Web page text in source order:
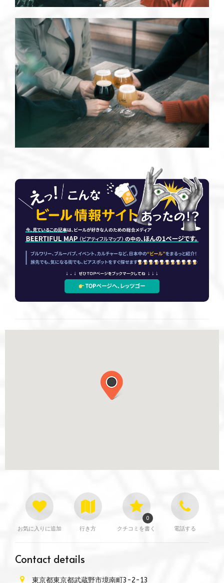
お気に入りに追加 行き方 クチコミを書く
0
電話する
Contact details
東京都東京都武蔵野市境南町3-2-13